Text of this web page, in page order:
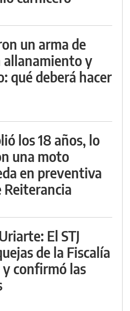
un arma de
allanamiento y
qué deberá hacer
los 18 años, lo
una moto
en preventiva
Reiterancia
El STJ
de la Fiscalía
confirmó las